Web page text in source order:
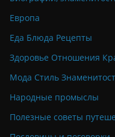
Европа
Еда Блюда Рецепты
Здоровье Отношения
Мода Стиль
Народные промыслы
Полезные советы